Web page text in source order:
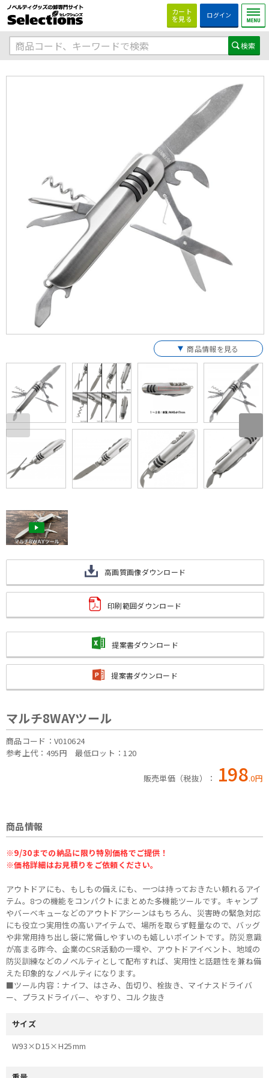
カート
を見る ログイン
商品情報を見る
高画質画像ダウンロード
印刷範囲ダウンロード
提案書ダウンロード
提案書ダウンロード
マルチ8WAYツール
商品コード：V010624
参考上代：495円最低ロット：120
販売単価（税抜）： 198.0円
商品情報
※9/30までの納品に限り特別価格でご提供！
※価格詳細はお見積りをご依頼ください。
アウトドアにも、もしもの備えにも、一つは持っておきたい頼れるアイ
テム。8つの機能をコンパクトにまとめた多機能ツールです。キャンプ
やバーベキューなどのアウトドアシーンはもちろん、災害時の緊急対応
にも役立つ実用性の高いアイテムで、場所を取らず軽量なので、バッグ
や非常用持ち出し袋に常備しやすいのも嬉しいポイントです。防災意識
が高まる昨今、企業のCSR活動の一環や、アウトドアイベント、地域の
防災訓練などのノベルティとして配布すれば、実用性と話題性を兼ね備
えた印象的なノベルティになります。
■ツール内容：ナイフ、はさみ、缶切り、栓抜き、マイナスドライバ
ー、プラスドライバー、やすり、コルク抜き
サイズ
W93×D15×H25mm